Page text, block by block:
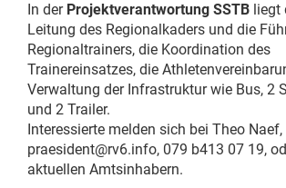
In der Projektverantwortung SSTB liegt
Leitung des Regionalkaders und die
Regionaltrainers, die Koordination des
Trainereinsatzes, die
Verwaltung der Infrastruktur wie Bus, 2
und 2 Trailer.
Interessierte melden sich bei Theo Naef,
praesident@rv6.info, 079 b413 07 19,
aktuellen Amtsinhabern.